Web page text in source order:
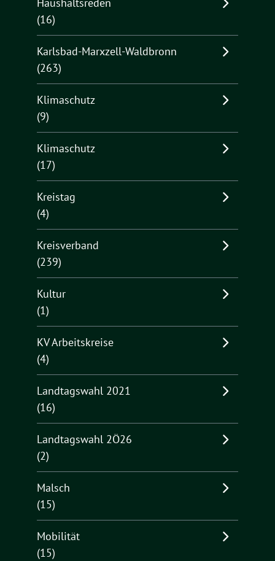
Haushaltsreden
(16)
Karlsbad-Marxzell-Waldbronn
(263)
Klimaschutz
(9)
Klimaschutz
(17)
Kreistag
(4)
Kreisverband
(239)
Kultur
(1)
KV Arbeitskreise
(4)
Landtagswahl 2021
(16)
Landtagswahl 2Ö26
(2)
Malsch
(15)
Mobilität
(15)